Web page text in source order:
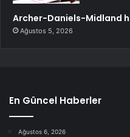
Archer-Daniels-Midland
Ağustos 5, 2026
En Güncel Haberler
Ağustos 6, 2026